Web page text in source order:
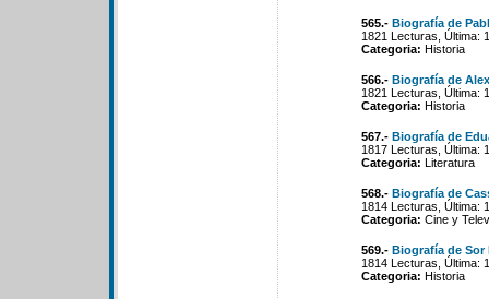
565.- Biografía de
1821 Lecturas, Última:
Categoria: Historia
566.- Biografía de
1821 Lecturas, Última:
Categoria: Historia
567.- Biografía de
1817 Lecturas, Última:
Categoria: Literatura
568.- Biografía de
1814 Lecturas, Última:
Categoria: Cine y
569.- Biografía de Sor
1814 Lecturas, Última:
Categoria: Historia